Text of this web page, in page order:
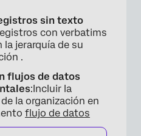
sin texto
con verbatims
la jerarquía de su
.
flujos de datos
:Incluir la
la organización en
flujo de datos